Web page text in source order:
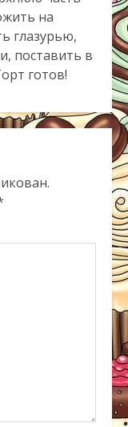
на
глазурью,
поставить в
готов!